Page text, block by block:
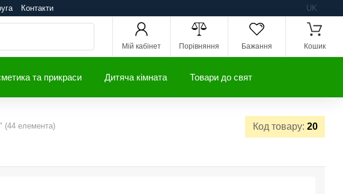
Контакти UK
Мій кабінет Порівняння Бажання Кошик
та прикраси Дитяча кімната Товари до свят
Код товару: 20
(44 елемента)